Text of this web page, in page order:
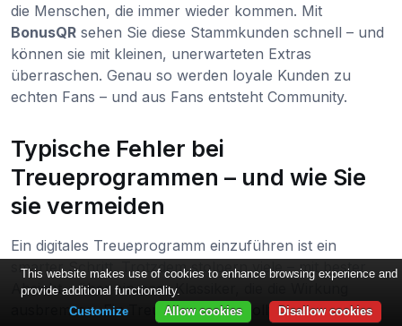
die Menschen, die immer wieder kommen. Mit
BonusQR sehen Sie diese Stammkunden schnell – und
können sie mit kleinen, unerwarteten Extras
überraschen. Genau so werden loyale Kunden zu
echten Fans – und aus Fans entsteht Community.
Typische Fehler bei
Treueprogrammen – und wie Sie
sie vermeiden
Ein digitales Treueprogramm einzuführen ist ein
smarter Schritt. Trotzdem stolpern viele – mit bester
Absicht – über ein paar Klassiker, die die Wirkung
ausbremsen. Ein Treueprogramm sollte sich wie ein
This website makes use of cookies to enhance browsing experience and
provide additional functionality.
Disallow cookies
Allow cookies
Customize